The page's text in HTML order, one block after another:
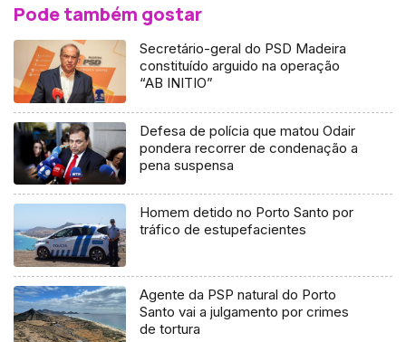
Pode também gostar
Secretário-geral do PSD Madeira
constituído arguido na operação
“AB INITIO”
Defesa de polícia que matou Odair
pondera recorrer de condenação a
pena suspensa
Homem detido no Porto Santo por
tráfico de estupefacientes
Agente da PSP natural do Porto
Santo vai a julgamento por crimes
de tortura